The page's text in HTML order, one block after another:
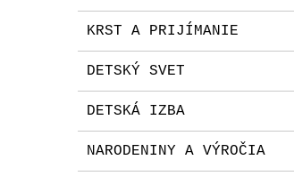
KRST A PRIJÍMANIE
DETSKÝ SVET
DETSKÁ IZBA
NARODENINY A VÝROČIA